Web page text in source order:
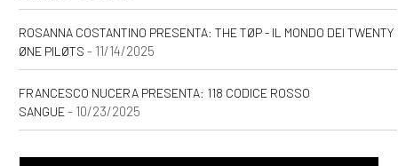
ROSANNA COSTANTINO PRESENTA: THE TØP - IL MONDO DEI TWENTY
ØNE PILØTS - 11/14/2025
FRANCESCO NUCERA PRESENTA: 118 CODICE ROSSO
SANGUE- 10/23/2025